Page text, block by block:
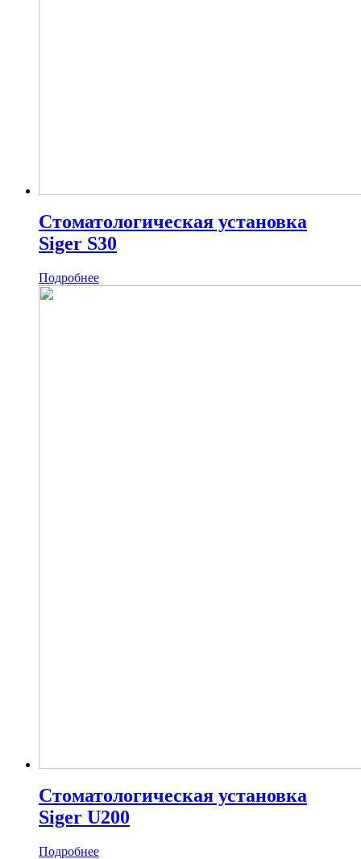
Стоматологическая установка
Siger S30
Подробнее
Стоматологическая установка
Siger U200
Подробнее